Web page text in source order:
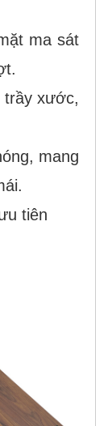
ma sát
trầy xước,
mang
tiên